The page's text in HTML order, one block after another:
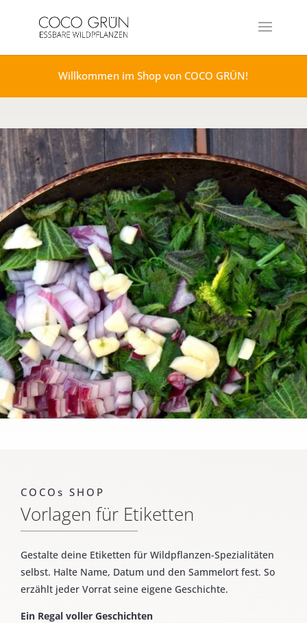
Willkommen im Shop von COCO GRÜN!
COCOs SHOP
Vorlagen für Etiketten
Gestalte deine Etiketten für Wildpflanzen-Spezialitäten
selbst. Halte Name, Datum und den Sammelort fest. So
erzählt jeder Vorrat seine eigene Geschichte.
Ein Regal voller Geschichten